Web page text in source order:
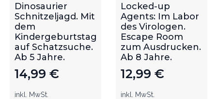
Dinosaurier
Schnitzeljagd. Mit
dem
Kindergeburtstag
auf Schatzsuche.
Ab 5 Jahre.
14,99 €
inkl. MwSt.
Locked-up
Agents: Im Labor
des Virologen.
Escape Room
zum Ausdrucken.
Ab 8 Jahre.
12,99 €
inkl. MwSt.